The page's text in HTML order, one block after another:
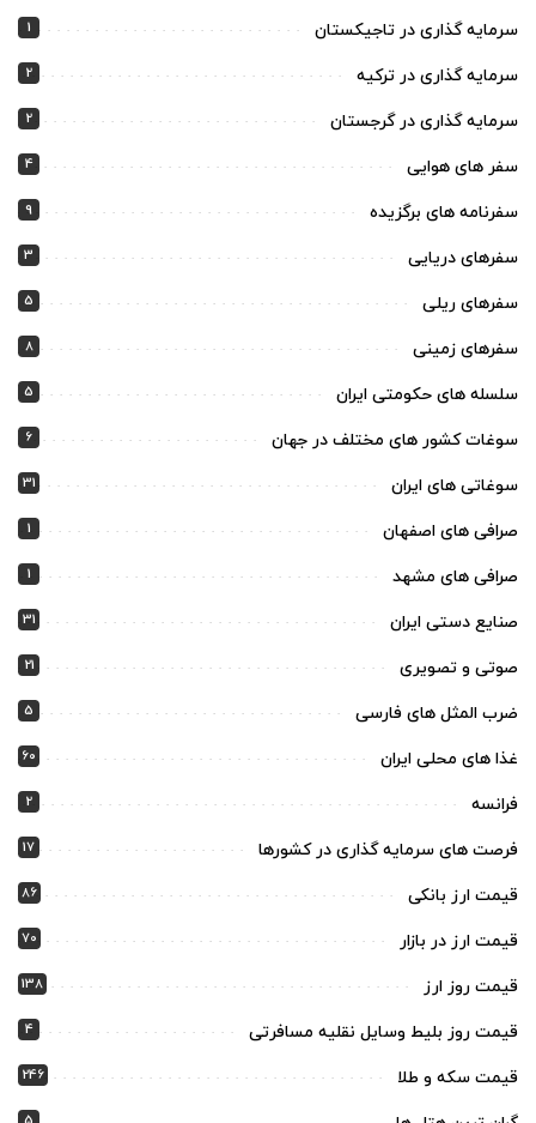
سرمایه گذاری در تاجیکستان 1
سرمایه گذاری در ترکیه 2
سرمایه گذاری در گرجستان 2
سفر های هوایی 4
سفرنامه های برگزیده 9
سفرهای دریایی 3
سفرهای ریلی 5
سفرهای زمینی 8
سلسله های حکومتی ایران 5
سوغات کشور های مختلف در جهان 6
سوغاتی های ایران 31
صرافی های اصفهان 1
صرافی های مشهد 1
صنایع دستی ایران 31
صوتی و تصویری 21
ضرب المثل های فارسی 5
غذا های محلی ایران 60
فرانسه 2
فرصت های سرمایه گذاری در کشورها 17
قیمت ارز بانکی 86
قیمت ارز در بازار 70
قیمت روز ارز 138
قیمت روز بلیط وسایل نقلیه مسافرتی 4
قیمت سکه و طلا 246